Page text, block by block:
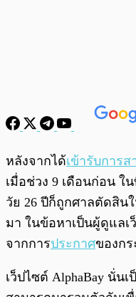
พร้อมเล่น
หลังจากได้เข้ารับการส
เมื่อช่วง 9 เดือนก่อน ใ
วัย 26 ปีก็ถูกศาลตัดสิน
มา ในข้อหาเป็นผู้ดูแลเ
จากการประกาศของก
เว็ปไซต์ AlphaBay นั่น